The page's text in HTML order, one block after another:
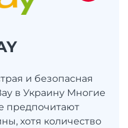
и безопасная
в Украину Многие
предпочитают
хотя количество